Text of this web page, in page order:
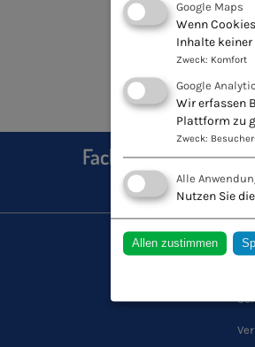
Fachschule für
Google Maps
Wenn
Inhalte
Zweck: Komfort
Google
Wir erfassen
Plattform zu
Zweck:
Alle
Nutzen Sie
Allen zustimmen